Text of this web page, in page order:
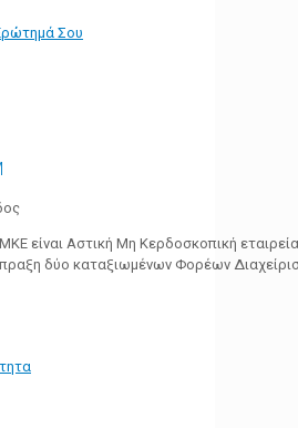
Σου
είναι Αστική Μη Κερδοσκοπική
δύο καταξιωμένων Φορέων